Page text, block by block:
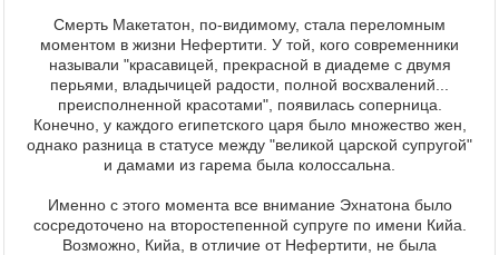
Смерть Макетатон, по-видимому, стала переломным
моментом в жизни Нефертити. У той, кого современники
называли "красавицей, прекрасной в диадеме с двумя
перьями, владычицей радости, полной восхвалений...
преисполненной красотами", появилась соперница.
Конечно, у каждого египетского царя было множество жен,
однако разница в статусе между "великой царской супругой"
и дамами из гарема была колоссальна.
Именно с этого момента все внимание Эхнатона было
сосредоточено на второстепенной супруге по имени Кийа.
Возможно, Кийа, в отличие от Нефертити, не была